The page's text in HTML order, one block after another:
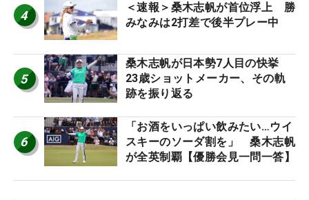
4
＜速報＞桑木志帆が首位浮上 勝
みなみは2打差で後半プレー中
5
桑木志帆が日本勢7人目の快挙
23歳ショットメーカー、その軌
跡を振り返る
6
「お酒をいっぱい飲みたい…ウイ
スキーのソーダ割を」 桑木志帆
が全英制覇【優勝会見一問一答】